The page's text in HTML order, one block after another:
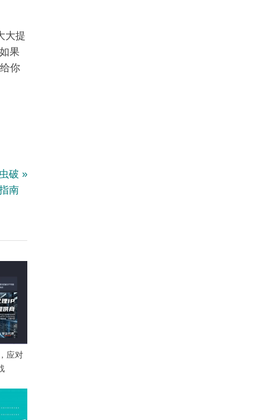
大提
果
你
破
南
应对